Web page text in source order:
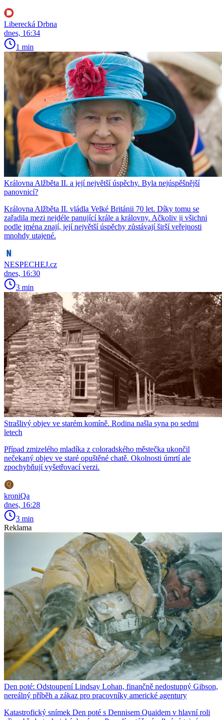
Liberecká Drbna
dnes, 16:34
1 min
Královna Alžběta II. a její největší úspěchy. Byla nejúspěšnější
panovnicí?
Královna Alžběta II. vládla Velké Británii 70 let. Díky tomu se
zařadila mezi nejdéle panující krále a královny. Ačkoliv ji všichni
podle jména znají, její největší úspěchy zůstávají širší veřejnosti
mnohdy utajené.
NESPECHEJ.cz
dnes, 16:30
3 min
Strašlivý objev ve starém komíně. Rodina našla syna po sedmi
letech
Případ zmizelého mladíka z coloradského městečka ukončil
nečekaný objev ve staré opuštěné chatě. Okolnosti úmrtí ale
zpochybňují vyšetřovací verzi.
kroniQa
dnes, 16:28
3 min
Reklama
Den poté: Odstoupení Lindsay Lohan, finančně nedostupný Gibson,
nereálný příběh a zákaz pro pracovníky americké agentury
Katastrofický snímek Den poté s Dennisem Quaidem v hlavní roli